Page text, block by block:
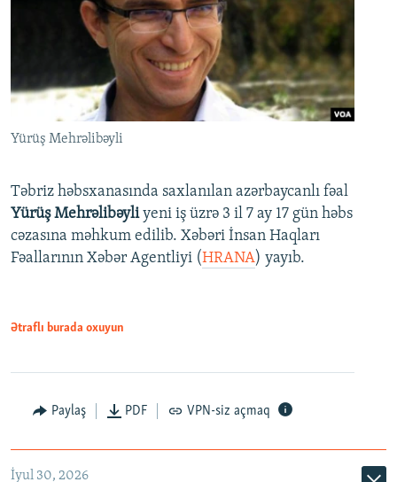
Yürüş Mehrəlibəyli
Təbriz həbsxanasında saxlanılan azərbaycanlı fəal
Yürüş Mehrəlibəyliyeni iş üzrə 3 il 7 ay 17 gün həbs
cəzasına məhkum edilib. Xəbəri İnsan Haqları
Fəallarının Xəbər Agentliyi (HRANA) yayıb.
Ətraflı burada oxuyun
Paylaş PDF VPN-siz açmaq
İyul 30, 2026